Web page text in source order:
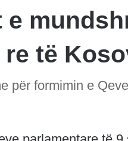
të
për formimin e